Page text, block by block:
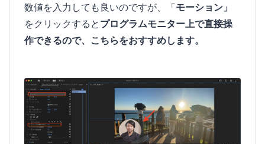
数値を入力しても良いのですが、「モーション」
をクリックすると プログラムモニター上で直接操
作できるので、こちらをおすすめします。